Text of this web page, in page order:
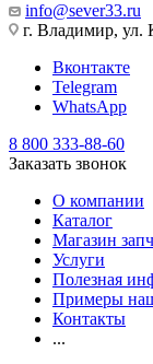
info@sever33.ru
г. Владимир, ул.
Вконтакте
Telegram
WhatsApp
8 800 333-88-60
Заказать звонок
О компании
Каталог
Магазин
Услуги
Полезная
Примеры
Контакты
...